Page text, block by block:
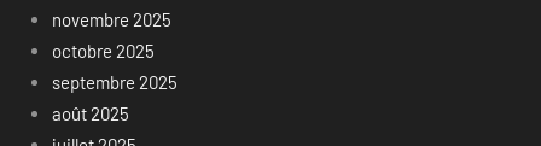
novembre 2025
octobre 2025
septembre 2025
août 2025